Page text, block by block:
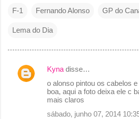
F-1 Fernando Alonso GP do
Lema do Dia
C
Kynadisse…
o alonso pintou os cabelos
boa, aqui a foto deixa ele c
mais claros
sábado, junho 07, 2014